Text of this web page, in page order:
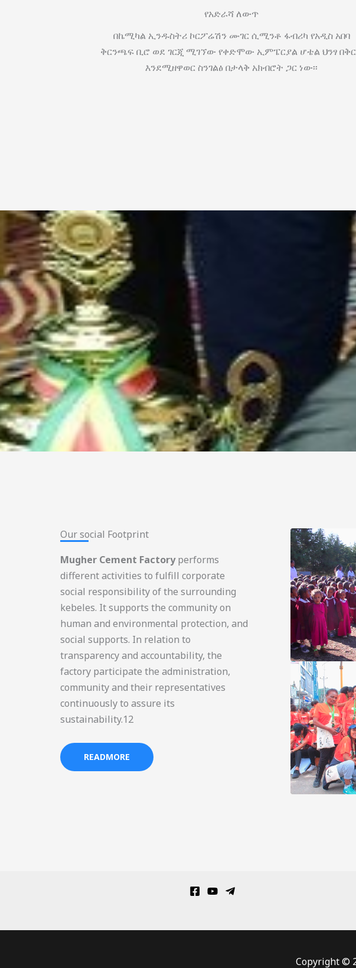
የአድራሻ ለውጥ
በኬሚካል ኢንዱስትሪ ኮርፖሬሽን ሙገር ሲሚንቶ ፋብሪካ የአዲስ አበባ
ቅርንጫፍ ቢሮ ወደ ገርጂ ሚገኘው የቀድሞው ኢምፔርያል ሆቴል ህንፃ
እንደሚዘዋወር ስንገልፅ በታላቅ አክብሮት ጋር ነው፡፡
Our social Footprint​
Mugher Cement Factoryperforms
different activities to fulfill corporate
social responsibility of the surrounding
kebeles. It supports the community on
human and environmental protection, and
social supports. In relation to
transparency and accountability, the
factory participate the administration,
community and their representatives
continuously to assure its
sustainability.12
READMORE
Copyright ©